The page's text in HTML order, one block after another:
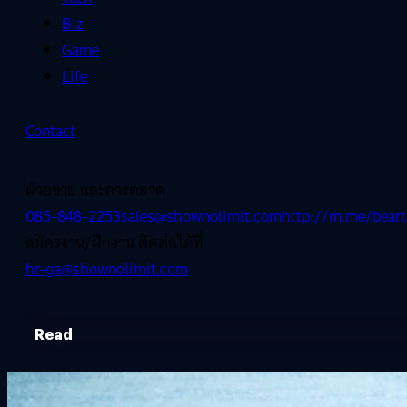
Biz
Game
Life
Contact
ฝ่ายขาย และการตลาด
085-848-2253sales@shownolimit.comhttp://m.me/
สมัครงาน/ฝึกงาน ติดต่อได้ที่
hr-ga@shownolimit.com
Read